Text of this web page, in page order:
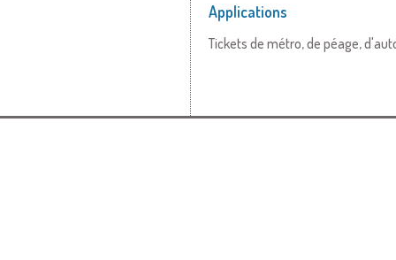
Applications
Tickets de métro, de péage,